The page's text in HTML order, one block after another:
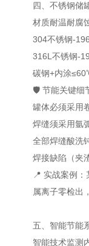
四、不锈钢储
材质耐温耐腐
304不锈钢-
316L不锈钢-
碳钢+内涂
🛡️ 节能关键细
罐体必须采用
焊缝须采用氩
全部焊缝酸洗
焊接缺陷（夹
📍 实战案例
属离子零检出
五、智能节能
智能技术监测